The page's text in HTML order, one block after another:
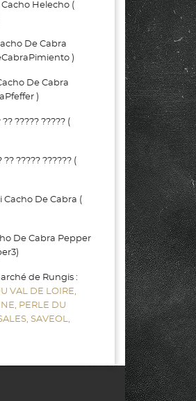
Helecho (
De Cabra
)
De Cabra
)
????? ????? (
????? ?????? (
Cacho De Cabra (
De Cabra Pepper
de Rungis :
VAL DE LOIRE,
PERLE DU
SAVEOL,